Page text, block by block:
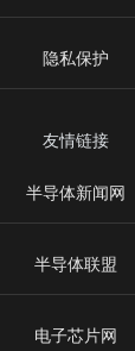
隐私保护
友情链接
半导体新闻网
半导体联盟
电子芯片网